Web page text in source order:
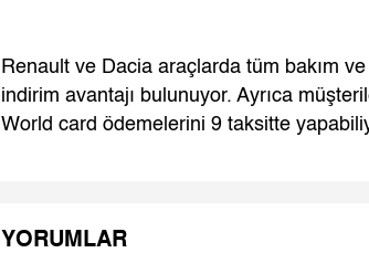
Renault ve Dacia araçlarda tüm bakım
indirim avantajı bulunuyor. Ayrıca
World card ödemelerini 9 taksitte
YORUMLAR